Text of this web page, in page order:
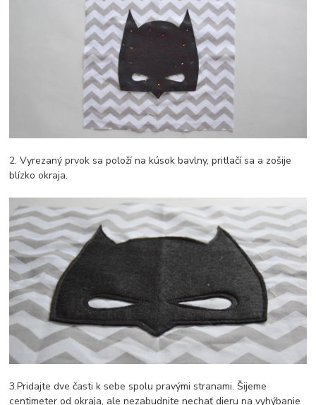
2. Vyrezaný prvok sa položí na kúsok bavlny, pritlačí sa a zošije
blízko okraja.
3.Pridajte dve časti k sebe spolu pravými stranami. Šijeme
centimeter od okraja, ale nezabudnite nechať dieru na vyhýbanie